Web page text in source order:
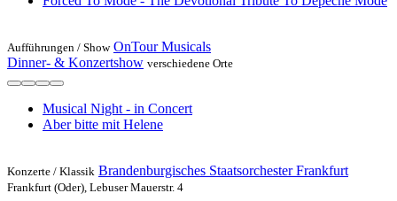
Aufführungen / Show OnTour Musicals
Dinner- & Konzertshow verschiedene Orte
Musical Night - in Concert
Aber bitte mit Helene
Konzerte / Klassik Brandenburgisches Staatsorchester Frankfurt
Frankfurt (Oder), Lebuser Mauerstr. 4